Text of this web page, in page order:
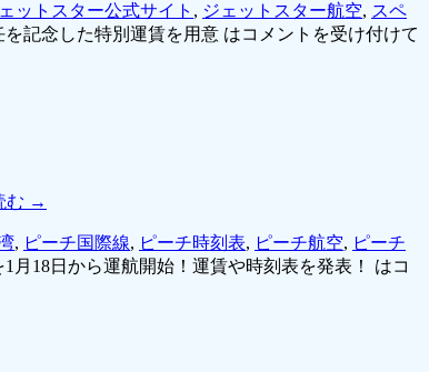
ットスター公式サイト , ジェットスター航空, スペ
記念した特別運賃を用意 はコメントを受け付けて
む →
, ピーチ国際線, ピーチ時刻表, ピーチ航空, ピーチ
月18日から運航開始！運賃や時刻表を発表！ はコ